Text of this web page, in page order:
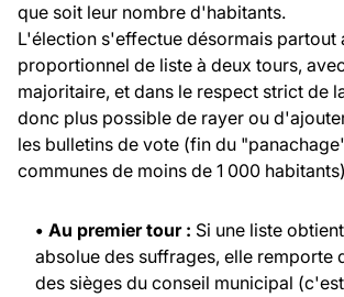
que soit leur nombre d'habitants.
L'élection s'effectue désormais partout
proportionnel de liste à deux tours,
majoritaire, et dans le respect strict de
donc plus possible de rayer ou
les bulletins de vote (fin du
communes de moins de 1 000
• Au premier tour : Si une liste
absolue des suffrages, elle remporte
des sièges du conseil municipal